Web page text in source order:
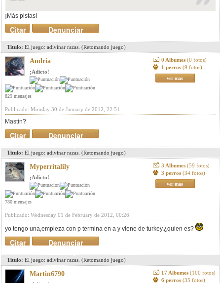
¡Más pistas!
Denunciar
mensaje
Citar
Titulo: El juego: adivinar razas. (Retomando juego)
Andria
¡Adicto!
829 mensajes
0 Albumes (0 fotos)
1 perros (9 fotos)
ver mas
Publicado: Monday 30 de January de 2012, 22:51
Mastín?
Denunciar
mensaje
Citar
Titulo: El juego: adivinar razas. (Retomando juego)
Myperritalily
¡Adicto!
780 mensajes
3 Albumes (59 fotos)
3 perros (34 fotos)
ver mas
Publicado: Wednesday 01 de February de 2012, 00:26
yo tengo una,empieza con p termina en a y viene de turkey.¿quien es?
Denunciar
mensaje
Citar
Titulo: El juego: adivinar razas. (Retomando juego)
Martin6790 17 Albumes (100 fotos)
6 perros (35 fotos)